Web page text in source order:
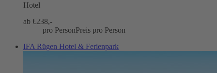
Hotel
ab €238,-
pro PersonPreis pro Person
IFA Rügen Hotel & Ferienpark